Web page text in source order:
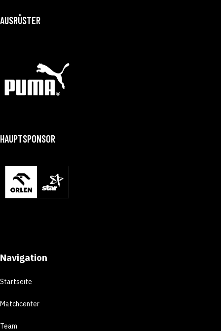
AUSRÜSTER
HAUPTSPONSOR
Navigation
Startseite
Matchcenter
Team